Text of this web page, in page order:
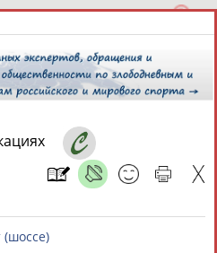
2026 года,
СПЕЦИАЛИСТЫ